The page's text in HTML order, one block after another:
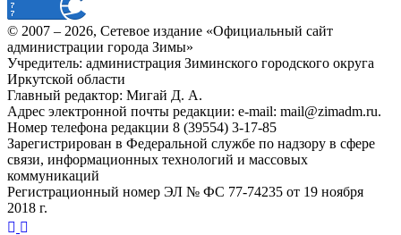
© 2007 – 2026, Сетевое издание «Официальный сайт
администрации города Зимы»
Учредитель: администрация Зиминского городского округа
Иркутской области
Главный редактор: Мигай Д. А.
Адрес электронной почты редакции: e-mail: mail@zimadm.ru.
Номер телефона редакции 8 (39554) 3-17-85
Зарегистрирован в Федеральной службе по надзору в сфере
связи, информационных технологий и массовых
коммуникаций
Регистрационный номер ЭЛ № ФС 77-74235 от 19 ноября
2018 г.